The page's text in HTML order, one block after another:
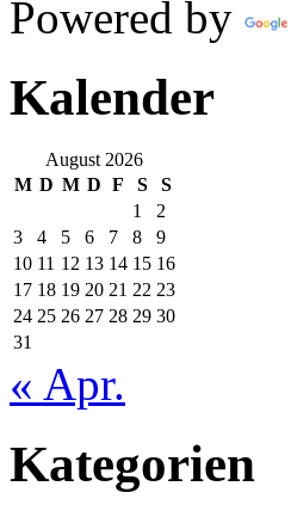
Powered by
Kalender
August 2026
M D M D F S
S
1
2
3
4 5 6 7 8
9
10 11 12 13 14 15 16
17 18 19 20 21 22 23
24 25 26 27 28 29 30
31
« Apr.
Kategorien